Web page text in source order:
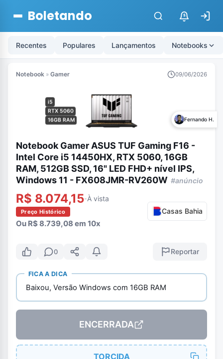
Boletando $
Recentes Populares Lançamentos Notebooks
Notebook » Gamer 09/06/2026
i5
RTX 5060
16GB RAM
Fernando H.
Notebook Gamer ASUS TUF Gaming F16 -
Intel Core i5 14450HX, RTX 5060, 16GB
RAM, 512GB SSD, 16" LED FHD+ nível IPS,
Windows 11 - FX608JMR-RV260W #anúncio
R$ 8.074,15-À vista
Preço Histórico
Ou R$ 8.739,08 em 10x
Casas Bahia
0 Reportar
FICA A DICA
Baixou, Versão Windows com 16GB RAM
ENCERRADA
TORCIDA